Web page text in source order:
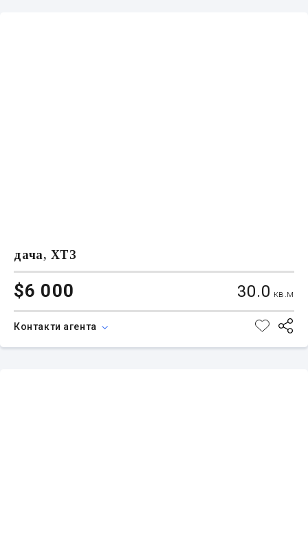
дача, ХТЗ
$6 000 30.0 кв.м
Контакти агента